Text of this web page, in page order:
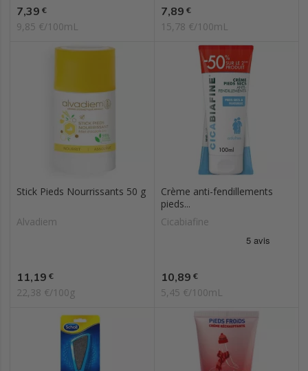
Prix
7,39 €
9,85 €/100mL
Prix
7,89 €
15,78 €/100mL
Stick Pieds Nourrissants 50 g
Alvadiem
Prix
11,19 €
22,38 €/100g
Crème anti-fendillements
pieds...
Cicabiafine
Prix
10,89 €
5,45 €/100mL